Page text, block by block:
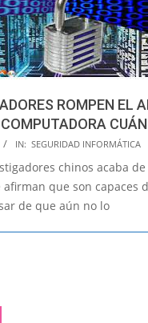
ROMPEN EL
IN: SEGURIDAD INFORMÁTICA
chinos acaba
que son capaces
de que aún no lo